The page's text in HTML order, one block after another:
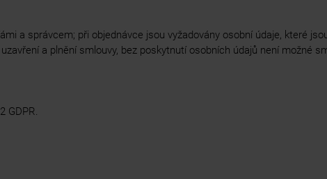
a správcem; při objednávce jsou vyžadovány osobní údaje, které
a plnění smlouvy, bez poskytnutí osobních údajů není možné
GDPR.